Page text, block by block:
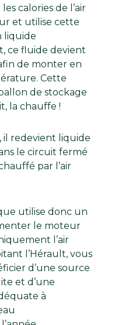
calories de l’air
et utilise cette
liquide
ce fluide devient
de monter en
Cette
de stockage
la chauffe !
il redevient liquide
le circuit fermé
par l’air
utilise donc un
le moteur
l’air
l’Hérault, vous
d’une source
et d’une
à